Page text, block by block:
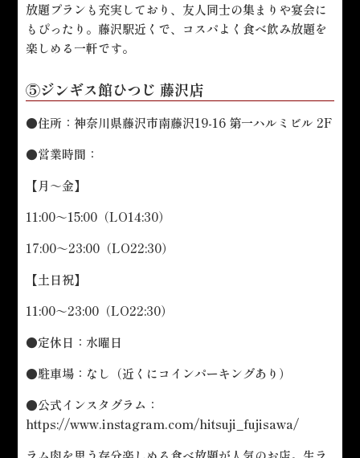
放題プランも充実しており、友人同士の集まりや宴会に
もぴったり。藤沢駅近くで、コスパよく食べ飲み放題を
楽しめる一軒です。
⑤ジンギス館ひつじ 藤沢店
●住所：神奈川県藤沢市南藤沢19-16 第一ハルミビル 2F
●営業時間：
【月～金】
11:00～15:00（LO14:30）
17:00～23:00（LO22:30）
【土日祝】
11:00～23:00（LO22:30）
●定休日：水曜日
●駐車場：なし（近くにコインパーキングあり）
●公式インスタグラム：
https://www.instagram.com/hitsuji_fujisawa/